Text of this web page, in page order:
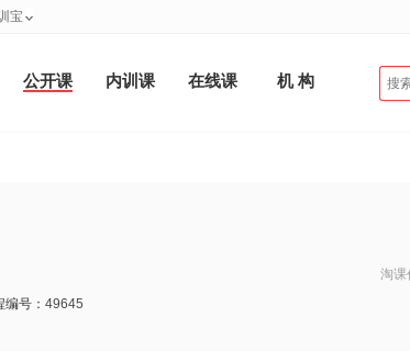
公开课 内训课 在线课 机 构
编号： 49645
淘课
宝